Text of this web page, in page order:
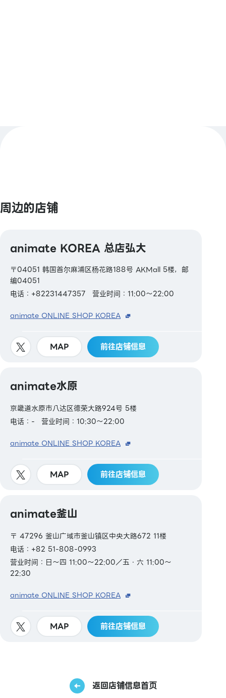
周边的店铺
animate KOREA 总店弘大
〒04051 韩国首尔麻浦区杨花路188号 AKMall 5楼，邮
编04051
电话：+82231447357
营业时间：11:00～22:00
animate ONLINE SHOP KOREA
MAP 前往店铺信息
animate水原
京畿道水原市八达区德荣大路924号 5楼
电话：-
营业时间：10:30～22:00
animate ONLINE SHOP KOREA
MAP 前往店铺信息
animate釜山
〒 47296 釜山广域市釜山镇区中央大路672 11楼
电话：+82 51-808-0993
营业时间：日～四 11:00～22:00／五・六 11:00～
22:30
animate ONLINE SHOP KOREA
MAP 前往店铺信息
返回店铺信息首页